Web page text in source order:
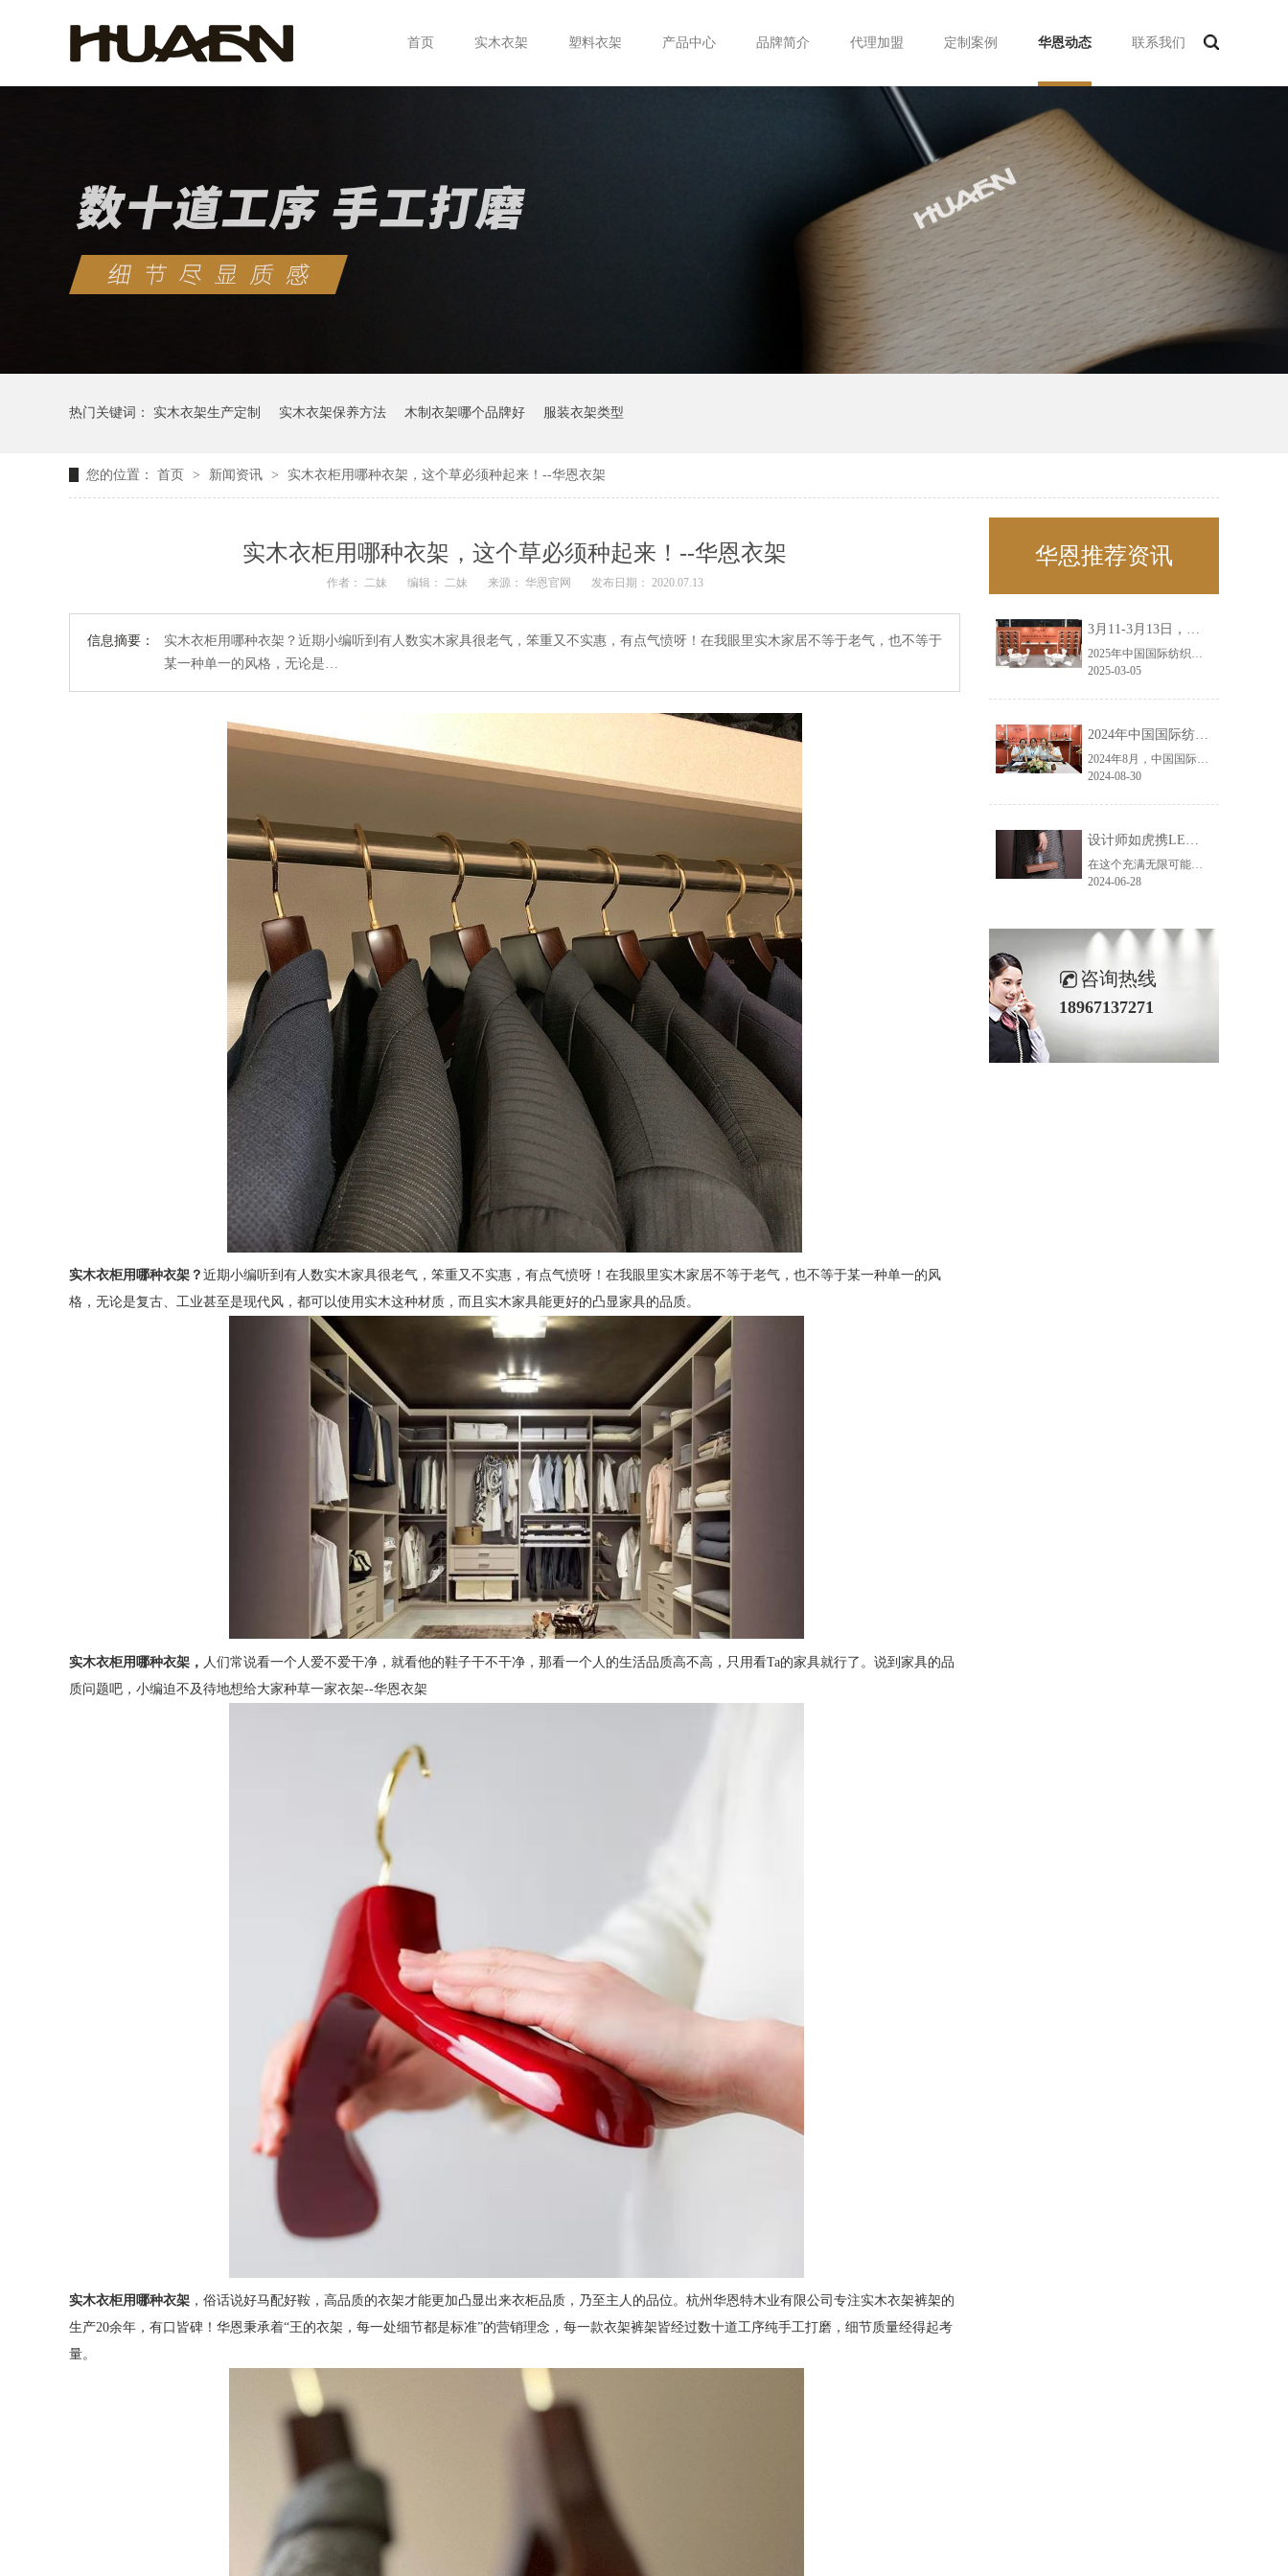
首页 实木衣架 塑料衣架 产品中心 品牌简介 代理加盟 定制案例 华恩动态 联系我们
热门关键词： 实木衣架生产定制 实木衣架保养方法 木制衣架哪个品牌好 服装衣架类型
您的位置： 首页 > 新闻资讯 > 实木衣柜用哪种衣架，这个草必须种起来！--华恩衣架
实木衣柜用哪种衣架，这个草必须种起来！--华恩衣架
作者： 二妹 编辑： 二妹 来源： 华恩官网 发布日期： 2020.07.13
信息摘要：
实木衣柜用哪种衣架？近期小编听到有人数实木家具很老气，笨重又不实惠，有点气愤呀！在我眼里实木家居不等于老气，也不等于
某一种单一的风格，无论是…
实木衣柜用哪种衣架？ 近期小编听到有人数实木家具很老气，笨重又不实惠，有点气愤呀！在我眼里实木家居不等于老气，也不等于某一种单一的风
格，无论是复古、工业甚至是现代风，都可以使用实木这种材质，而且实木家具能更好的凸显家具的品质。
实木衣柜用哪种衣架， 人们常说看一个人爱不爱干净，就看他的鞋子干不干净，那看一个人的生活品质高不高，只用看Ta的家具就行了。说到家具的品
质问题吧，小编迫不及待地想给大家种草一家衣架--华恩衣架
实木衣柜用哪种衣架 ，俗话说好马配好鞍，高品质的衣架才能更加凸显出来衣柜品质，乃至主人的品位。杭州华恩特木业有限公司专注实木衣架裤架的
生产20余年，有口皆碑！华恩秉承着“王的衣架，每一处细节都是标准”的营销理念，每一款衣架裤架皆经过数十道工序纯手工打磨，细节质量经得起考
量。
华恩推荐资讯
3月11-3月13日，华恩诚邀您共赴上海面辅料春夏展——华恩
2025年中国国际纺织面料及辅料（春夏）博览会即将盛大开启！感谢您对华恩品牌的关注！3.11-3.13，杭州华恩（LEMONLEE）诚邀您共赴这场春日的宴会！
2025-03-05
2024年中国国际纺织面料及辅料（秋冬）博览会完美收官！——华恩
2024年8月，中国国际纺织面料及辅料（秋冬）博览会完美收官！作为一家拥有30年历史的专业衣架制造商，我们非常荣幸能够参与这一盛会，并在此期间与众多客户进行了广泛而深入的交流。
2024-08-30
设计师如虎携LEMONLEE红雪松礼盒荣获第六届未来·已来香港新锐当代设计奖铜奖
在这个充满无限可能的2024年夏季，LEMONLEE品牌设计师如虎以其非凡的创意与对自然的深刻理解，精心打造的红雪松木球礼盒，在“2024未来·已来——第六届香港新锐当代设计奖”中摘得铜奖。这不仅是对设计师如虎原创设计能力的嘉奖，更是对LEMONLEE品牌的高度认可。
2024-06-28
咨询热线
18967137271